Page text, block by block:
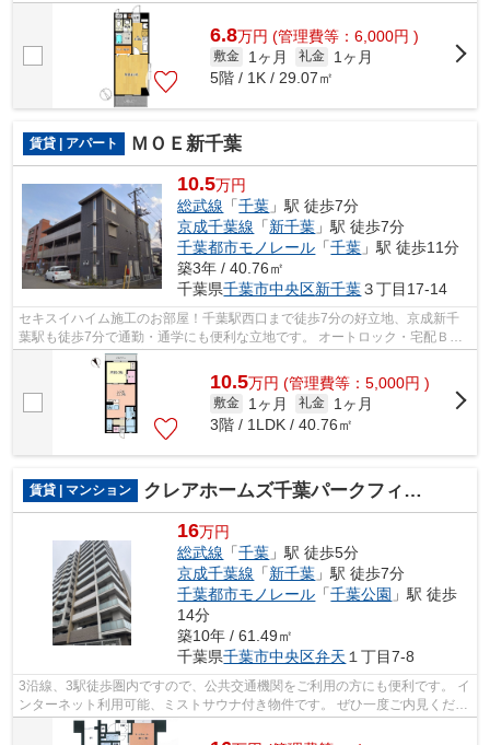
デザインに関して、自信をもって情報を提...
6.8万円 (管理費等：6,000円 )
敷金 1ヶ月 礼金
1ヶ月
5階 / 1K / 29.07㎡
賃貸 | アパート ＭＯＥ新千葉
10.5万円
総武線 「千葉 」駅 徒歩7分
京成千葉線 「新千葉 」駅 徒歩7分
千葉都市モノレール 「千葉 」駅 徒歩11分
築3年 / 40.76㎡
千葉県千葉市中央区新千葉３丁目17-14
セキスイハイム施工のお部屋！千葉駅西口まで徒歩7分の好立地、京成新千
葉駅も徒歩7分で通勤・通学にも便利な立地です。 オートロック・宅配ＢＯ
Ｘ・広々ＷＩＣ・在宅ワークにも対応し...
10.5万円 (管理費等：5,000円 )
敷金 1ヶ月 礼金
1ヶ月
3階 / 1LDK / 40.76㎡
賃貸 | マンション クレアホームズ千葉パークフィールズ
16万円
総武線 「千葉 」駅 徒歩5分
京成千葉線 「新千葉 」駅 徒歩7分
千葉都市モノレール 「千葉公園 」駅 徒歩
14分
築10年 / 61.49㎡
千葉県千葉市中央区弁天 １丁目7-8
3沿線、3駅徒歩圏内ですので、公共交通機関をご利用の方にも便利です。 イ
ンターネット利用可能、ミストサウナ付き物件です。 ぜひ一度ご内見くださ
い。